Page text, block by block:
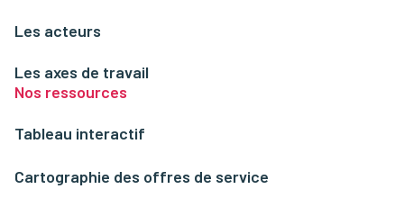
Les acteurs
Les axes de travail
Nos ressources
Tableau interactif
Cartographie des offres de service